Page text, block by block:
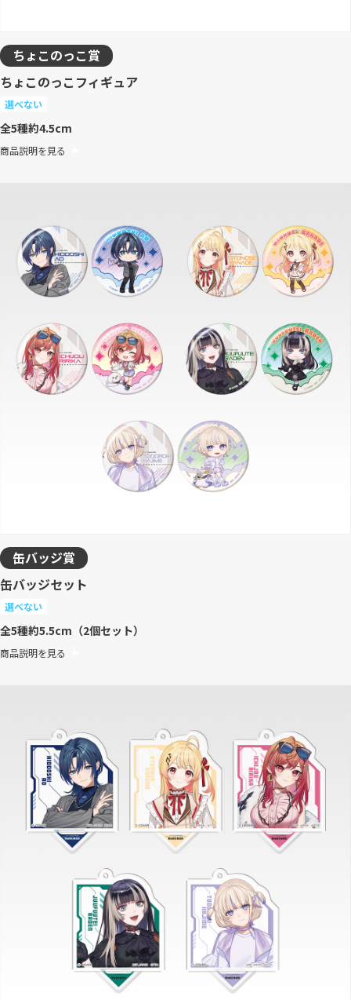
ちょこのっこ賞
ちょこのっこフィギュア
選べない
全5種約4.5cm
商品説明を見る
缶バッジ賞
缶バッジセット
選べない
全5種約5.5cm（2個セット）
商品説明を見る